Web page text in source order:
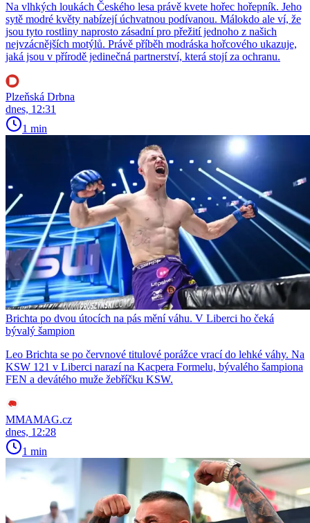
Na vlhkých loukách Českého lesa právě kvete hořec hořepník. Jeho
sytě modré květy nabízejí úchvatnou podívanou. Málokdo ale ví, že
jsou tyto rostliny naprosto zásadní pro přežití jednoho z našich
nejvzácnějších motýlů. Právě příběh modráska hořcového ukazuje,
jaká jsou v přírodě jedinečná partnerství, která stojí za ochranu.
Plzeňská Drbna
dnes, 12:31
1 min
Brichta po dvou útocích na pás mění váhu. V Liberci ho čeká
bývalý šampion
Leo Brichta se po červnové titulové porážce vrací do lehké váhy. Na
KSW 121 v Liberci narazí na Kacpera Formelu, bývalého šampiona
FEN a devátého muže žebříčku KSW.
MMAMAG.cz
dnes, 12:28
1 min